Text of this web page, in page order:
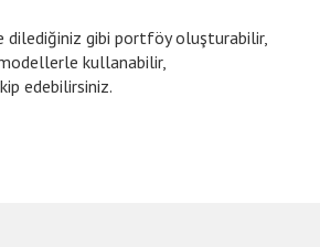
dilediğiniz gibi portföy oluşturabilir,
kullanabilir,
edebilirsiniz.